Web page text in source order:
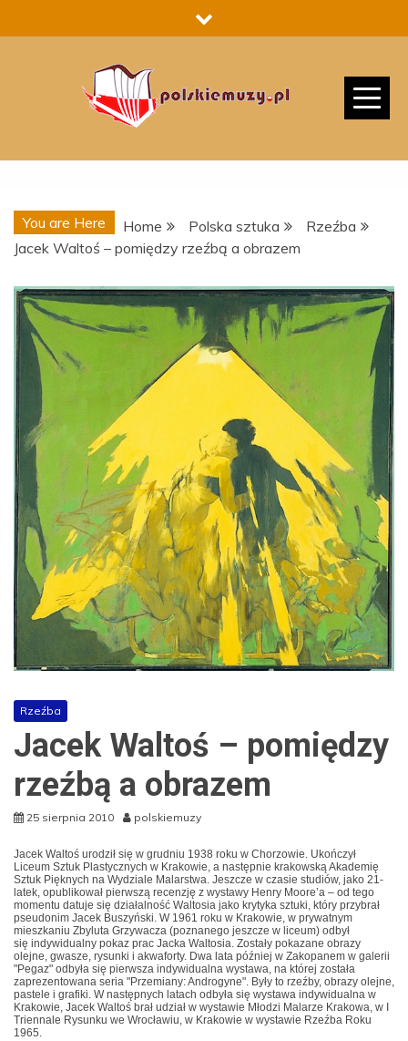
to
You are Here Home Polska sztuka
Rzeźba
Jacek Waltoś – pomiędzy rzeźbą a obrazem
Rzeźba
Jacek Waltoś – pomiędzy
rzeźbą a obrazem
25 sierpnia 2010 polskiemuzy
Jacek Waltoś urodził się w grudniu 1938 roku w Chorzowie. Ukończył
Liceum Sztuk Plastycznych w Krakowie, a następnie krakowską Akademię
Sztuk Pięknych na Wydziale Malarstwa. Jeszcze w czasie studiów, jako 21-
latek, opublikował pierwszą recenzję z wystawy Henry Moore’a – od tego
momentu datuje się działalność Waltosia jako krytyka sztuki, który przybrał
pseudonim Jacek Buszyński. W 1961 roku w Krakowie, w prywatnym
mieszkaniu Zbyluta Grzywacza (poznanego jeszcze w liceum) odbył
się indywidualny pokaz prac Jacka Waltosia. Zostały pokazane obrazy
olejne, gwasze, rysunki i akwaforty. Dwa lata później w Zakopanem w galerii
"Pegaz" odbyła się pierwsza indywidualna wystawa, na której została
zaprezentowana seria "Przemiany: Androgyne". Były to rzeźby, obrazy olejne,
pastele i grafiki. W następnych latach odbyła się wystawa indywidualna w
Krakowie, Jacek Waltoś brał udział w wystawie Młodzi Malarze Krakowa, w I
Triennale Rysunku we Wrocławiu, w Krakowie w wystawie Rzeźba Roku
1965.